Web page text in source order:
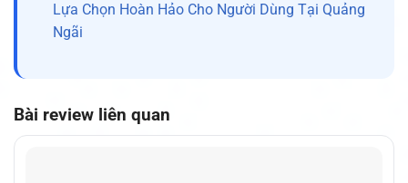
Lựa Chọn Hoàn Hảo Cho Người Dùng Tại Quảng
Ngãi
Bài review liên quan